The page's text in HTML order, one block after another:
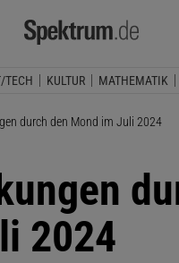
TECH KULTUR MATHEMATIK
durch den Mond im Juli 2024
2024